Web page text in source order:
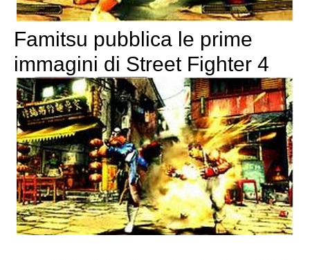
Famitsu pubblica le prime
immagini di Street Fighter 4